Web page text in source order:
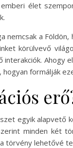
emberi élet
nemcsak a
körülvevő
interakciók. Ahogy
formálják
egyik alapvető
minden két
törvény lehetővé